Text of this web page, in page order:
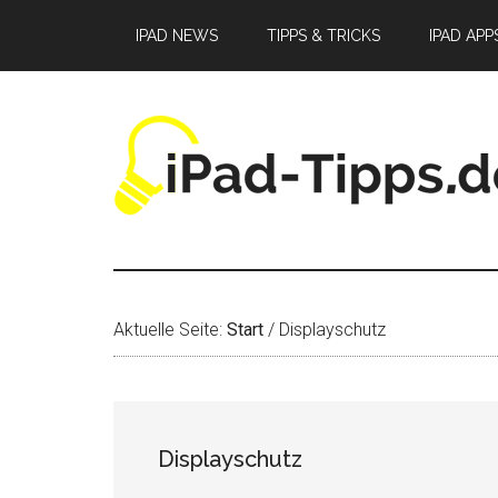
springen
springen
springen
IPAD NEWS TIPPS & TRICKS IPAD
Aktuelle Seite: Start / Displayschutz
Displayschutz